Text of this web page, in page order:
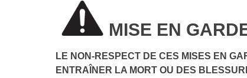
MISE EN
LE NON-RESPECT DE CES MISES EN
ENTRAÎNER LA MORT OU DES